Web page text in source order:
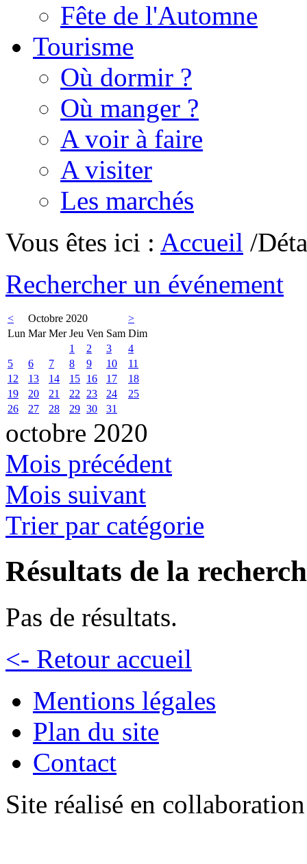
Fête de l'Automne
Tourisme
Où dormir ?
Où manger ?
A voir à faire
A visiter
Les marchés
Vous êtes ici : Accueil /
Rechercher un événement
< Octobre 2020
>
Lun Mar Mer Jeu Ven Sam Dim
1
2 3
4
5
6 7 8 9 10
11
12
13 14 15 16 17
18
19
20 21 22 23 24
25
26
27 28 29 30 31
octobre 2020
Mois précédent
Mois suivant
Trier par catégorie
Résultats de la
Pas de résultats.
<- Retour accueil
Mentions légales
Plan du site
Contact
Site réalisé en